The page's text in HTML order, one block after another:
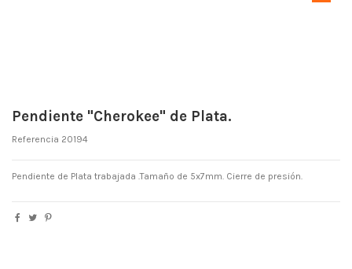
Pendiente "Cherokee" de Plata.
Referencia 20194
Pendiente de Plata trabajada .Tamaño de 5x7mm. Cierre de presión.